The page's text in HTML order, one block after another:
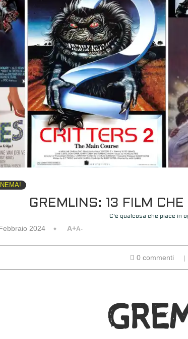
GREMLINS: 13 FILM CHE
C'è qualcosa che piace in
2024 A+A-
0 commenti